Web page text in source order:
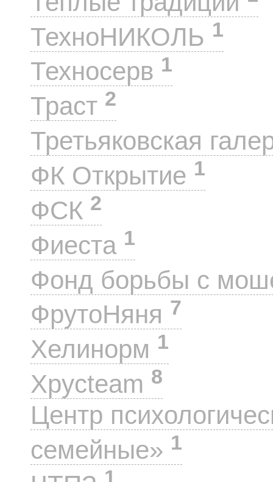
ТехноНИКОЛЬ 1
Техносерв 1
Траст 2
Третьяковская
ФК Открытие 1
ФСК 2
Фиеста 1
Фонд борьбы с
ФрутоНяня 7
Хелинорм 1
Хрусteam 8
Центр
семейные» 1
1